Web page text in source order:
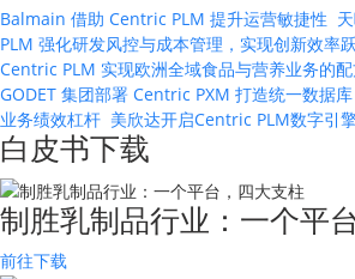
Balmain 借助 Centric PLM 提升运营敏捷性
PLM 强化研发风控与成本管理，实现创新效率
Centric PLM 实现欧洲全域食品与营养业务的
GODET 集团部署 Centric PXM 打造统一数据
业务绩效杠杆 美欣达开启Centric PLM数字引
白皮书下载
制胜乳制品行业：一个平
前往下载